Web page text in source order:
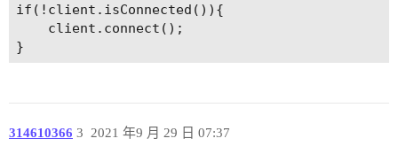
if(!client.isConnected()){
    client.connect();
314610366 2021 年9 月 29 日 07:37
3